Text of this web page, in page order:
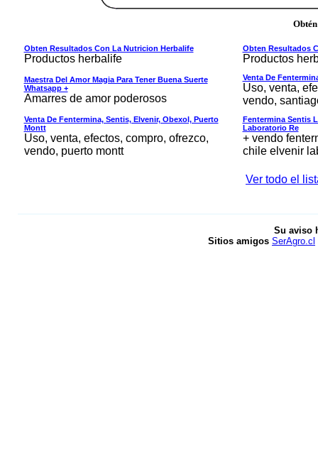
Obten Resultados Con La Nutricion Herbalife
Productos herbalife
Obten Resultados
Productos
Maestra Del Amor Magia Para Tener Buena Suerte
Whatsapp +
Amarres de amor poderosos
Venta De
Uso, venta,
vendo,
Venta De Fentermina, Sentis, Elvenir, Obexol, Puerto
Montt
Uso, venta, efectos, compro, ofrezco,
vendo, puerto montt
Fentermina Sentis
Laboratorio Re
+ vendo
chile elvenir
Ver todo el
Su aviso
Sitios amigos SerAgro.cl